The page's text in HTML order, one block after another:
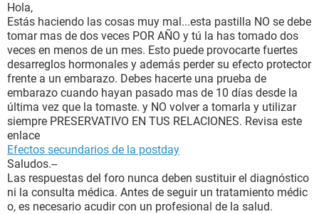
Hola,
Estás haciendo las cosas muy mal...esta pastilla NO se debe
tomar mas de dos veces POR AÑO y tú la has tomado dos
veces en menos de un mes. Esto puede provocarte fuertes
desarreglos hormonales y además perder su efecto protector
frente a un embarazo. Debes hacerte una prueba de
embarazo cuando hayan pasado mas de 10 días desde la
última vez que la tomaste. y NO volver a tomarla y utilizar
siempre PRESERVATIVO EN TUS RELACIONES. Revisa este
enlace
Efectos secundarios de la postday
Saludos.--
Las respuestas del foro nunca deben sustituir el diagnóstico
ni la consulta médica. Antes de seguir un tratamiento médic
o, es necesario acudir con un profesional de la salud.